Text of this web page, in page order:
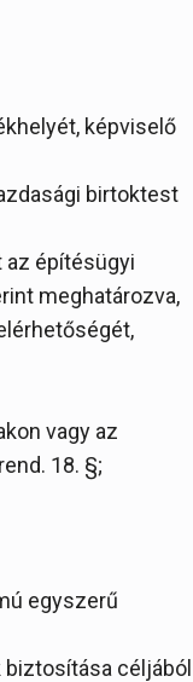
képviselő
birtoktest
az építésügyi
meghatározva,
vagy az
18. §;
egyszerű
biztosítása céljából